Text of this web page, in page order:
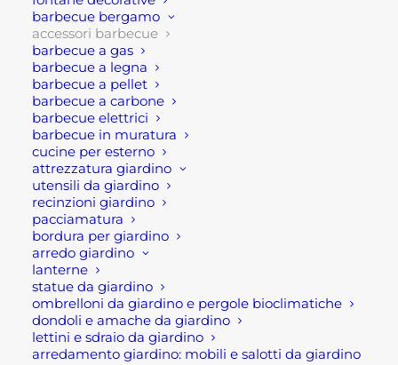
barbecue bergamo
accessori barbecue
barbecue a gas
barbecue a legna
barbecue a pellet
barbecue a carbone
barbecue elettrici
barbecue in muratura
cucine per esterno
attrezzatura giardino
utensili da giardino
recinzioni giardino
pacciamatura
bordura per giardino
arredo giardino
lanterne
statue da giardino
ombrelloni da giardino e pergole bioclimatiche
dondoli e amache da giardino
lettini e sdraio da giardino
arredamento giardino: mobili e salotti da giardino
Jack di Barbecook da 60 cm di diametro.
Caratteristiche tecniche:
Preparazione di prelibatezze sul braciere.
La forma semicircolare facilita l’aggiunta di
ulteriore legna.
Compatibile con i bracieri Jack 60 e Modern 60.
Design elegante con logo Barbecook inciso.
Dimensioni: 62cm x31 cm x0,30 cm
Per maggiori informazioni
Visita il nostroshop!
Seguici suFacebook!